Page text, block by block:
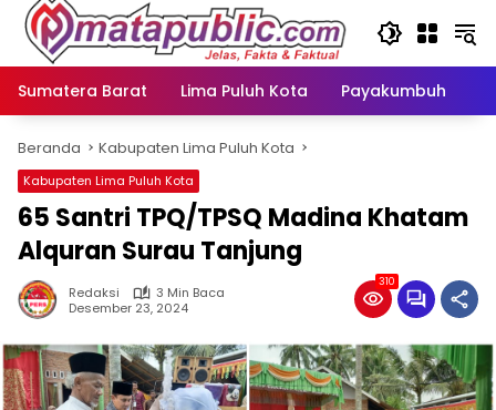
Langsung
konten
Sumatera Barat
Lima Puluh Kota Payakumbuh
Beranda Kabupaten Lima Puluh Kota
Kabupaten Lima Puluh Kota
65 Santri TPQ/TPSQ Madina Khatam
Alquran Surau Tanjung
Redaksi
3 Min Baca
Desember 23, 2024
310